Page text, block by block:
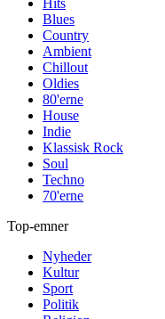
Hits
Blues
Country
Ambient
Chillout
Oldies
80'erne
House
Indie
Klassisk Rock
Soul
Techno
70'erne
Top-emner
Nyheder
Kultur
Sport
Politik